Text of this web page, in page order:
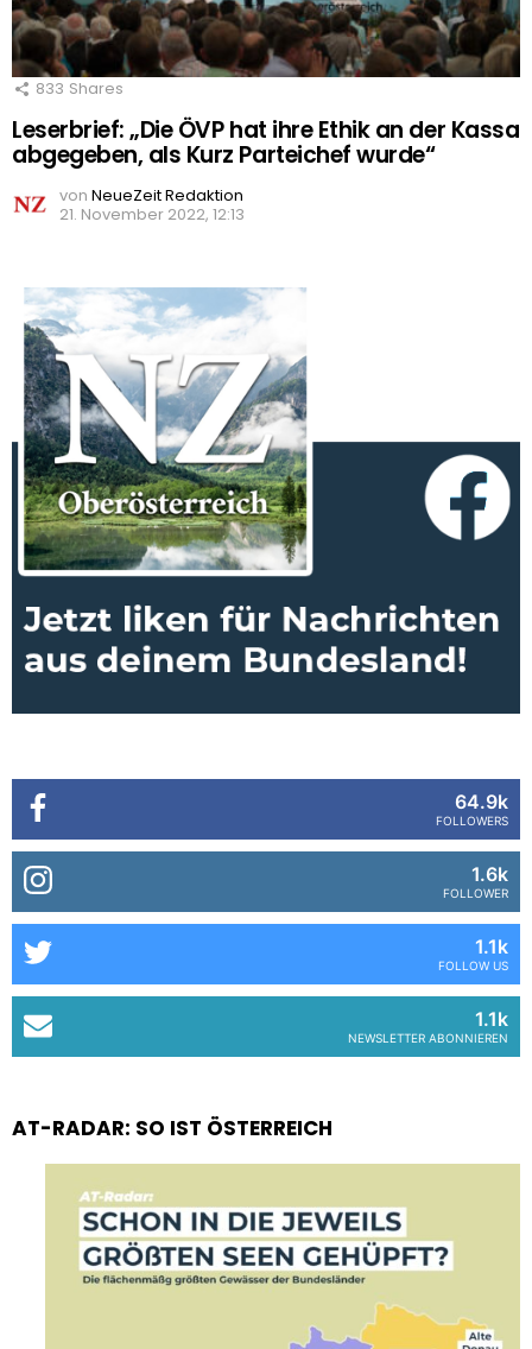
833 Shares
Leserbrief: „Die ÖVP hat ihre Ethik an der Kassa
abgegeben, als Kurz Parteichef wurde“
von NeueZeit Redaktion
21. November 2022, 12:13
64.9k
FOLLOWERS
1.6k
FOLLOWER
1.1k
FOLLOW US
1.1k
NEWSLETTER ABONNIEREN
AT-RADAR: SO IST ÖSTERREICH